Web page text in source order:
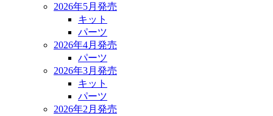
2026年5月発売
キット
パーツ
2026年4月発売
パーツ
2026年3月発売
キット
パーツ
2026年2月発売